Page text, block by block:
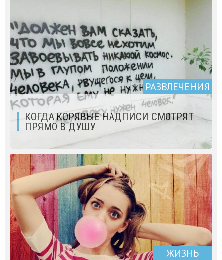
РАЗВЛЕЧЕНИЯ
КОГДА КОРЯВЫЕ НАДПИСИ СМОТРЯТ
ПРЯМО В ДУШУ
ЖИЗНЬ